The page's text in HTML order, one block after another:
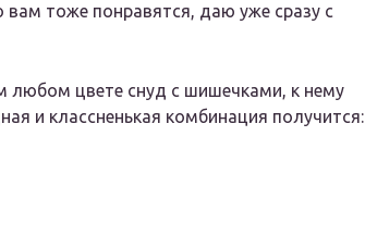
вам тоже понравятся, даю уже сразу с
любом цвете снуд с шишечками, к нему
и классненькая комбинация получится: